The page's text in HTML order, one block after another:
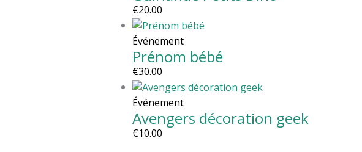
€20.00
Événement
Prénom bébé
€30.00
Événement
Avengers décoration geek
€10.00